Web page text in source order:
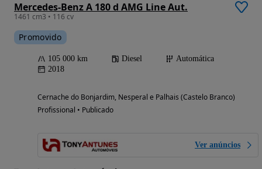
Mercedes-Benz A 180 d AMG Line Aut.
1461 cm3 • 116 cv
Promovido
105 000 km Diesel
Automática
2018
Cernache do Bonjardim, Nesperal e Palhais (Castelo Branco)
Profissional • Publicado
Ver anúncios